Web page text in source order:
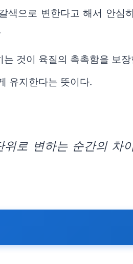
색으로 변한다고 해서 안심
것이 육질의 촉촉함을 보장
유지한다는 뜻이다.
로 변하는 순간의 차